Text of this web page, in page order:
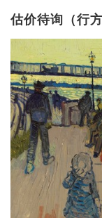
估价待询（行